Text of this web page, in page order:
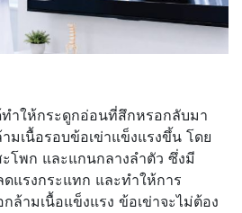
ำให้กระดูกอ่อนที่สึกหรอกลับมา
มเนื้อรอบข้อเข่าแข็งแรงขึ้น โดย
โพก และแกนกลางลำตัว ซึ่งมี
แรงกระแทก และทำให้การ
กล้ามเนื้อแข็งแรง ข้อเข่าจะไม่ต้อง